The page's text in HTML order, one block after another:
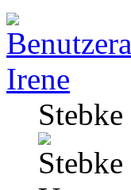
Irene